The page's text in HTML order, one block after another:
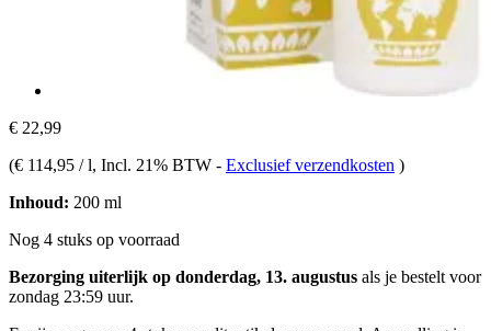
€ 22,99
(€ 114,95 / l, Incl. 21% BTW - Exclusief verzendkosten )
Inhoud: 200 ml
Nog 4 stuks op voorraad
Bezorging uiterlijk op donderdag, 13. augustus als je bestelt voor
zondag 23:59 uur.